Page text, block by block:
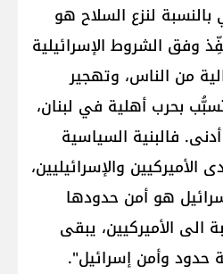
بالنسبة لنزع السلاح هو
وفق الشروط الإسرائيلية
من الناس، وتهجير
بحرب أهلية في لبنان،
فالبنية السياسية
الأميركيين والإسرائيليين،
هو أمن حدودها
الى الأميركيين، يبقى
حدود وأمن إسرائيل".